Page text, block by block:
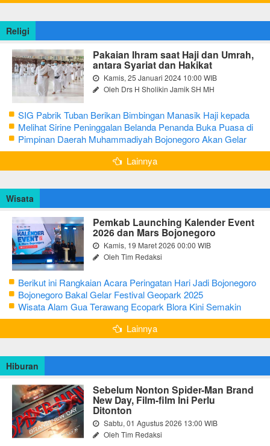
Religi
Pakaian Ihram saat Haji dan Umrah,
antara Syariat dan Hakikat
Kamis, 25 Januari 2024 10:00 WIB
Oleh Drs H Sholikin Jamik SH MH
SIG Pabrik Tuban Berikan Bimbingan Manasik Haji kepada
CJH Kabupaten Tuban
Melihat Sirine Peninggalan Belanda Penanda Buka Puasa di
Pendopo Bupati Blora
Pimpinan Daerah Muhammadiyah Bojonegoro Akan Gelar
Salat Iduladha 9 Juli 2022
Lainnya
Wisata
Pemkab Launching Kalender Event
2026 dan Mars Bojonegoro
Kamis, 19 Maret 2026 00:00 WIB
Oleh Tim Redaksi
Berikut ini Rangkaian Acara Peringatan Hari Jadi Bojonegoro
Ke-348 Tahun 2025
Bojonegoro Bakal Gelar Festival Geopark 2025
Wisata Alam Gua Terawang Ecopark Blora Kini Semakin
Menarik
Lainnya
Hiburan
Sebelum Nonton Spider-Man Brand
New Day, Film-film Ini Perlu
Ditonton
Sabtu, 01 Agustus 2026 13:00 WIB
Oleh Tim Redaksi